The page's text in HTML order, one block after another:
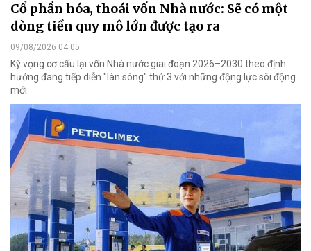
Cổ phần hóa, thoái vốn Nhà nước: Sẽ có một
dòng tiền quy mô lớn được tạo ra
09/08/2026 04:05
Kỳ vọng cơ cấu lại vốn Nhà nước giai đoạn 2026–2030 theo định
hướng đang tiếp diễn "làn sóng" thứ 3 với những động lực sôi động
mới.